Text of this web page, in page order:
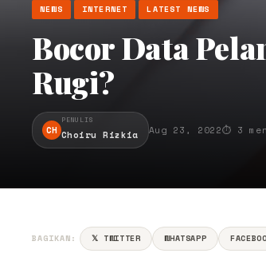
NEWS INTERNET LATEST NEWS
Bocor Data
Rugi?
CH
PENULIS
Choiru Rizkia Aug 23, 2022⏱ 3
BAGIKAN: 𝕏 TWITTER WHATSAPP